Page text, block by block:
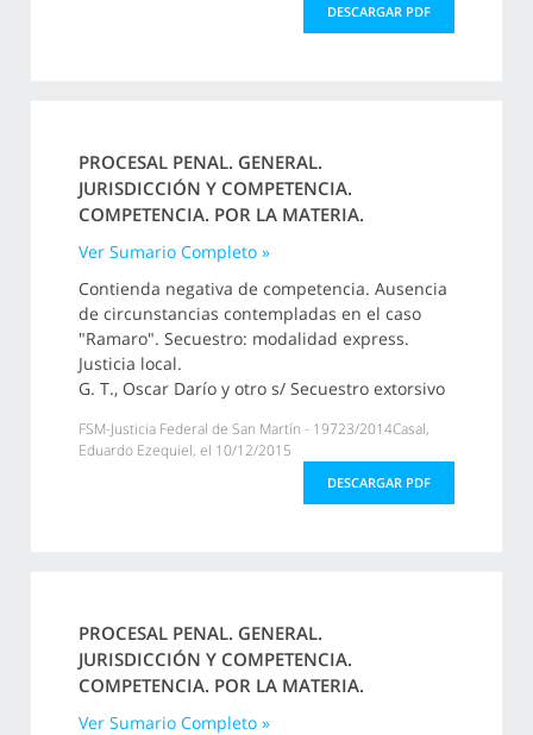
DESCARGAR PDF
PROCESAL PENAL. GENERAL.
JURISDICCIÓN Y COMPETENCIA.
COMPETENCIA. POR LA MATERIA.
Ver Sumario Completo »
Contienda negativa de competencia. Ausencia
de circunstancias contempladas en el caso
"Ramaro". Secuestro: modalidad express.
Justicia local.
G. T., Oscar Darío y otro s/ Secuestro extorsivo
FSM-Justicia Federal de San Martín - 19723/2014Casal,
Eduardo Ezequiel, el 10/12/2015
DESCARGAR PDF
PROCESAL PENAL. GENERAL.
JURISDICCIÓN Y COMPETENCIA.
COMPETENCIA. POR LA MATERIA.
Ver Sumario Completo »